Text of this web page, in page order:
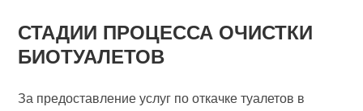
СТАДИИ ПРОЦЕССА ОЧИСТКИ
БИОТУАЛЕТОВ
За предоставление услуг по откачке туалетов в